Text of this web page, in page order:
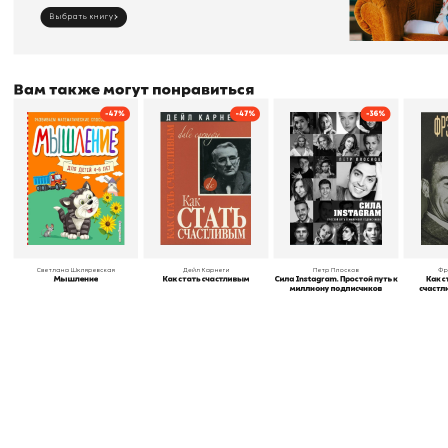
Выбрать книгу
Вам также могут понравиться
-47%
Мышление
Автор
Светлана Шкляревская
Издательство
Эксмодетство
В корзину
Светлана Шкляревская
Мышление
-47%
Как стать счастливым
Автор
Дейл Карнеги
Издательство
Попурри, Минск
В корзину
Дейл Карнеги
Как стать счастливым
-36%
Сила Instagram. Простой
путь к миллиону
подписчиков
Автор
Петр Плосков
Издательство
Бомбора
В корзину
Петр Плосков
Сила Instagram. Простой путь к
миллиону подписчиков
Как
В
Как